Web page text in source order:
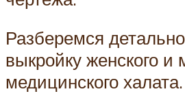
Разберемся
выкройку женского и
медицинского халата.